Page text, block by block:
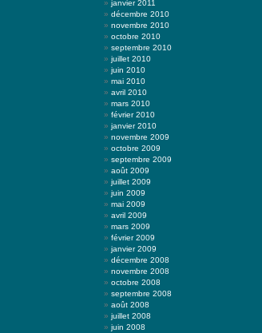
janvier 2011
décembre 2010
novembre 2010
octobre 2010
septembre 2010
juillet 2010
juin 2010
mai 2010
avril 2010
mars 2010
février 2010
janvier 2010
novembre 2009
octobre 2009
septembre 2009
août 2009
juillet 2009
juin 2009
mai 2009
avril 2009
mars 2009
février 2009
janvier 2009
décembre 2008
novembre 2008
octobre 2008
septembre 2008
août 2008
juillet 2008
juin 2008